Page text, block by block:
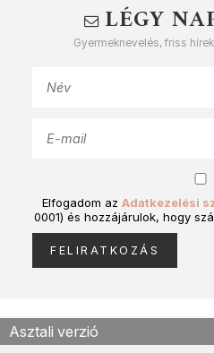
LÉGY
Gyermeknevelés, friss
Elfogadom az Adatkezelési
0001) és hozzájárulok, hogy
Asztali verzió